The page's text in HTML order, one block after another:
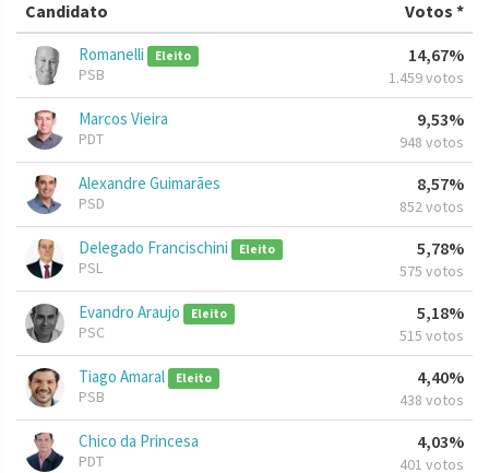
Candidato Votos *
Romanelli Eleito
PSB
14,67%
1.459 votos
Marcos Vieira
PDT
9,53%
948 votos
Alexandre Guimarães
PSD
8,57%
852 votos
Delegado Francischini Eleito
PSL
5,78%
575 votos
Evandro Araujo Eleito
PSC
5,18%
515 votos
Tiago Amaral Eleito
PSB
4,40%
438 votos
Chico da Princesa
PDT
4,03%
401 votos